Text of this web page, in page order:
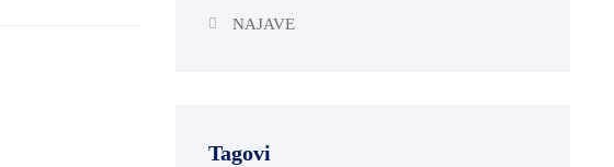
NAJAVE
Tagovi